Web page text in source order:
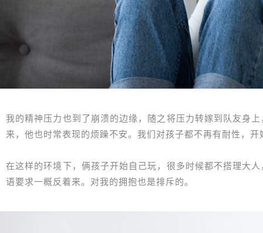
我的精神压力也到了崩溃的边缘，随之将压力转嫁到队友身
来，他也时常表现的烦躁不安。我们对孩子都不再有耐性，
在这样的环境下，俩孩子开始自己玩，很多时候都不搭理大
语要求一概反着来。对我的拥抱也是排斥的。